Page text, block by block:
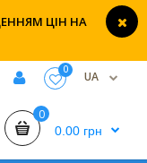
ЦІН НА
0 UA
0
0.00 грн